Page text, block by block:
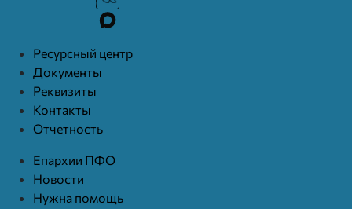
Ресурcный центр
Документы
Реквизиты
Контакты
Отчетность
Епархии ПФО
Новости
Нужна помощь